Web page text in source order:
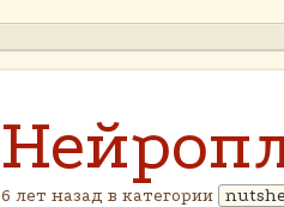
6 лет назад в категории